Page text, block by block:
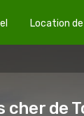
Location
cher de